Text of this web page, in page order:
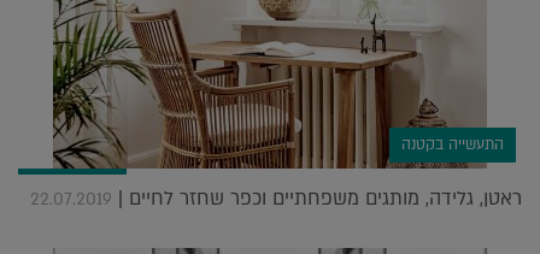
התעשייה בקטנה
ראטן, גלידה, מותגים משפחתיים וכפר שחזר לחיים | 22.07.2019